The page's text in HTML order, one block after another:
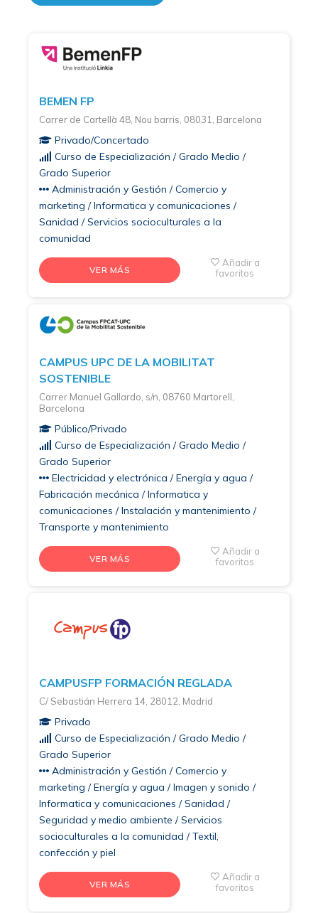
BEMEN FP
Carrer de Cartellà 48, Nou barris, 08031, Barcelona
Privado/Concertado
Curso de Especialización / Grado Medio /
Grado Superior
Administración y Gestión / Comercio y
marketing / Informatica y comunicaciones /
Sanidad / Servicios socioculturales a la
comunidad
VER MÁS
Añadir a
favoritos
CAMPUS UPC DE LA MOBILITAT
SOSTENIBLE
Carrer Manuel Gallardo, s/n, 08760 Martorell,
Barcelona
Público/Privado
Curso de Especialización / Grado Medio /
Grado Superior
Electricidad y electrónica / Energía y agua /
Fabricación mecánica / Informatica y
comunicaciones / Instalación y mantenimiento /
Transporte y mantenimiento
VER MÁS
Añadir a
favoritos
CAMPUSFP FORMACIÓN REGLADA
C/ Sebastián Herrera 14, 28012, Madrid
Privado
Curso de Especialización / Grado Medio /
Grado Superior
Administración y Gestión / Comercio y
marketing / Energía y agua / Imagen y sonido /
Informatica y comunicaciones / Sanidad /
Seguridad y medio ambiente / Servicios
socioculturales a la comunidad / Textil,
confección y piel
VER MÁS
Añadir a
favoritos